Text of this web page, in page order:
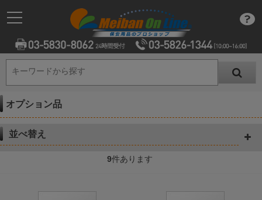
キーワードから探す
キーワードから探す
オプション品
並べ替え
9件あります